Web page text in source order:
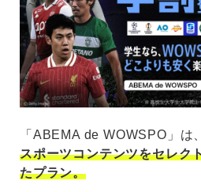
「ABEMA de WOWSPO」は
スポーツコンテンツをセレク
たプラン。